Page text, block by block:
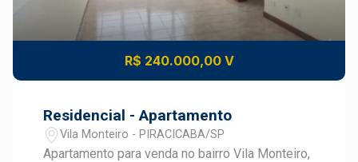
R$ 240.000,00 V
Residencial - Apartamento
Vila Monteiro - PIRACICABA/SP
Apartamento para venda no bairro Vila Monteiro,